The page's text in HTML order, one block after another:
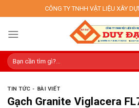
to
content
CÔNG TY TNHH VẬT LIỆU XÂY
TIN TỨC - BÀI VIẾT
Gạch Granite Viglacera